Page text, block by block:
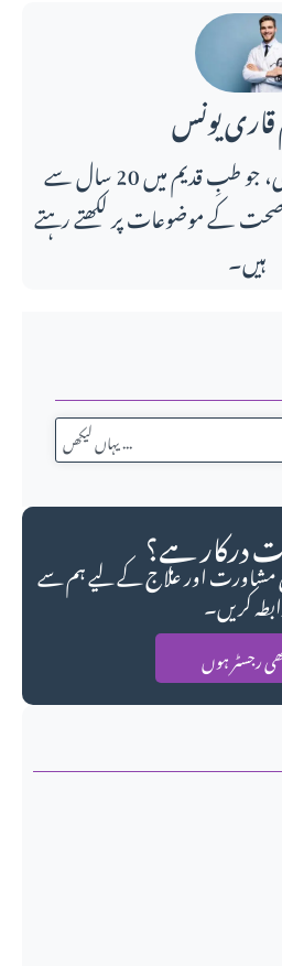
درکار ہے؟
مشاورت اور علاج کے لیے ہم سے
کریں۔
رجسٹر ہوں
یونس
اس مضمون کے لکھاری، جو طبِ قدیم میں 20 سال سے
صحت کے موضوعات پر لکھتے رہتے
ہیں۔